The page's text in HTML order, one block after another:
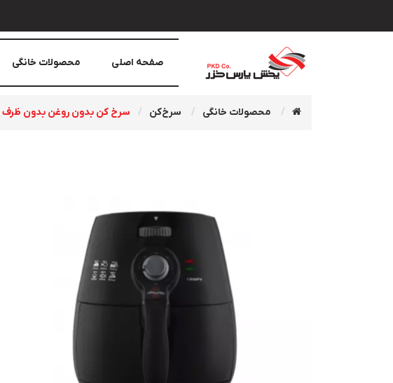
صفحه اصلی محصولات خانگی
محصولات خانگی سرخ‌کن سرخ کن بدون روغن بدون ظرف